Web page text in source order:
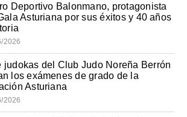
Deportivo Balonmano, protagonista
Asturiana por sus éxitos y 40 años
2026
judokas del Club Judo Noreña Berrón
los exámenes de grado de la
Asturiana
2026